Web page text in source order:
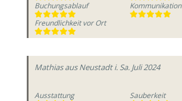
Buchungsablauf
Kommunikation
Freundlichkeit vor Ort
Mathiasaus Neustadt i. Sa. Juli 2024
Ausstattung
Sauberkeit